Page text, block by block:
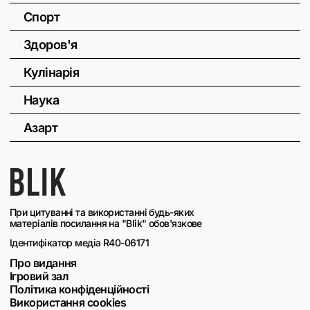
При цитуванні та використанні будь-яких
матеріалів посилання на "Blik" обов'язкове
Ідентифікатор медіа R40-06171
Про видання
Ігровий зал
Політика конфіденційності
Використання cookies
Спорт
Здоров'я
Кулінарія
Наука
Азарт